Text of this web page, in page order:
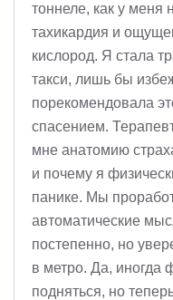
тоннеле, как у меня
тахикардия и
кислород. Я стала
такси, лишь бы
порекомендовала
спасением.
мне анатомию
и почему я
панике. Мы
автоматические
постепенно, но
в метро. Да, иногда
подняться, но